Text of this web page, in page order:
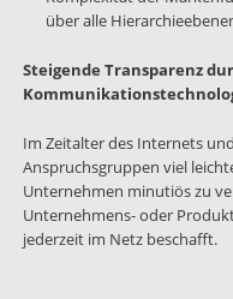
über alle
Steigende Transparenz
Im Zeitalter des Internets
Anspruchsgruppen viel
Unternehmen minutiös zu
Unternehmens- oder
jederzeit im Netz beschafft.